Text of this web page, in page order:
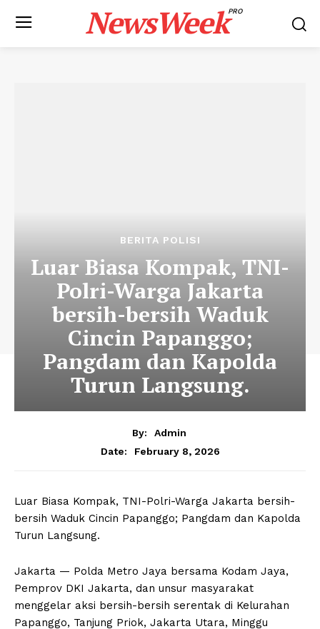
NewsWeekPRO
BERITA POLISI
Luar Biasa Kompak, TNI-
Polri-Warga Jakarta
bersih-bersih Waduk
Cincin Papanggo;
Pangdam dan Kapolda
Turun Langsung.
By:
Admin
Date:
February 8, 2026
Luar Biasa Kompak, TNI-Polri-Warga Jakarta bersih-
bersih Waduk Cincin Papanggo; Pangdam dan Kapolda
Turun Langsung.
Jakarta — Polda Metro Jaya bersama Kodam Jaya,
Pemprov DKI Jakarta, dan unsur masyarakat
menggelar aksi bersih-bersih serentak di Kelurahan
Papanggo, Tanjung Priok, Jakarta Utara, Minggu